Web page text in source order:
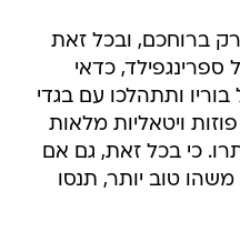
ברוחכם, ובכל זאת
כדאי
ותתהלכו עם בגדי
ויטאליות מלאות
כי בכל זאת, גם אם
טוב יותר, תנסו